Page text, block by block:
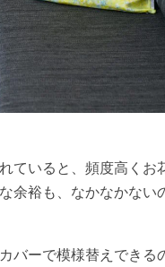
ていると、頻度高くお
余裕も、なかなかない
バーで模様替えできる